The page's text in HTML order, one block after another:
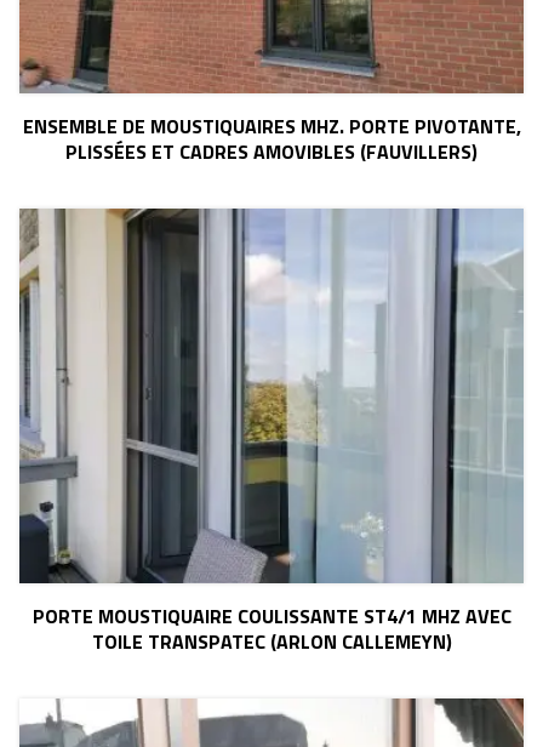
ENSEMBLE DE MOUSTIQUAIRES MHZ. PORTE PIVOTANTE,
PLISSÉES ET CADRES AMOVIBLES (FAUVILLERS)
PORTE MOUSTIQUAIRE COULISSANTE ST4/1 MHZ AVEC
TOILE TRANSPATEC (ARLON CALLEMEYN)